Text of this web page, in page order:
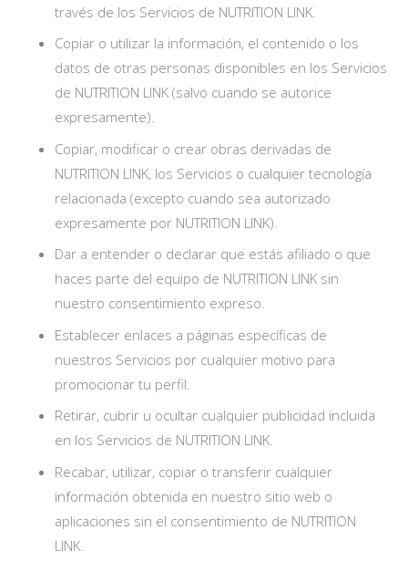
través de los Servicios de NUTRITION LINK.
Copiar o utilizar la información, el contenido o los
datos de otras personas disponibles en los Servicios
de NUTRITION LINK (salvo cuando se autorice
expresamente).
Copiar, modificar o crear obras derivadas de
NUTRITION LINK, los Servicios o cualquier tecnología
relacionada (excepto cuando sea autorizado
expresamente por NUTRITION LINK).
Dar a entender o declarar que estás afiliado o que
haces parte del equipo de NUTRITION LINK sin
nuestro consentimiento expreso.
Establecer enlaces a páginas específicas de
nuestros Servicios por cualquier motivo para
promocionar tu perfil.
Retirar, cubrir u ocultar cualquier publicidad incluida
en los Servicios de NUTRITION LINK.
Recabar, utilizar, copiar o transferir cualquier
información obtenida en nuestro sitio web o
aplicaciones sin el consentimiento de NUTRITION
LINK.